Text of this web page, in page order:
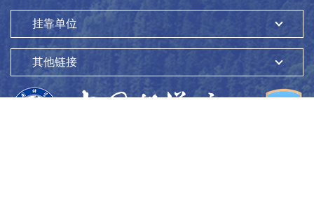
挂靠单位
其他链接